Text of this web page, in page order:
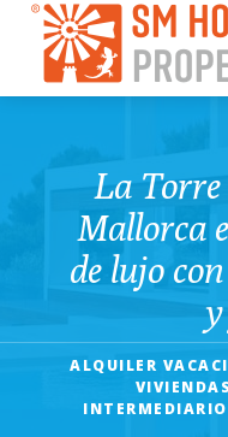
La
Mallorca
de lujo
ALQUILER